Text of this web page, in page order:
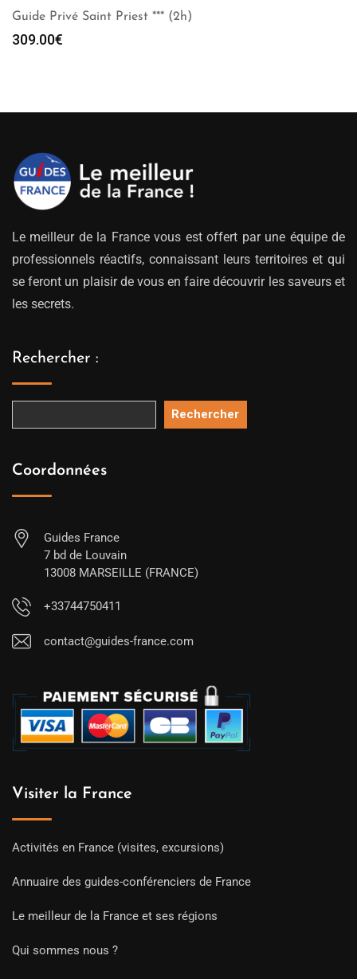
Guide Privé Saint Priest *** (2h)
309.00€
Le meilleur de la France vous est offert par une équipe de
professionnels réactifs, connaissant leurs territoires et qui
se feront un plaisir de vous en faire découvrir les saveurs et
les secrets.
Rechercher :
Rechercher
Coordonnées
Guides France
7 bd de Louvain
13008 MARSEILLE (FRANCE)
+33744750411
contact@guides-france.com
Visiter la France
Activités en France (visites, excursions)
Annuaire des guides-conférenciers de France
Le meilleur de la France et ses régions
Qui sommes nous ?